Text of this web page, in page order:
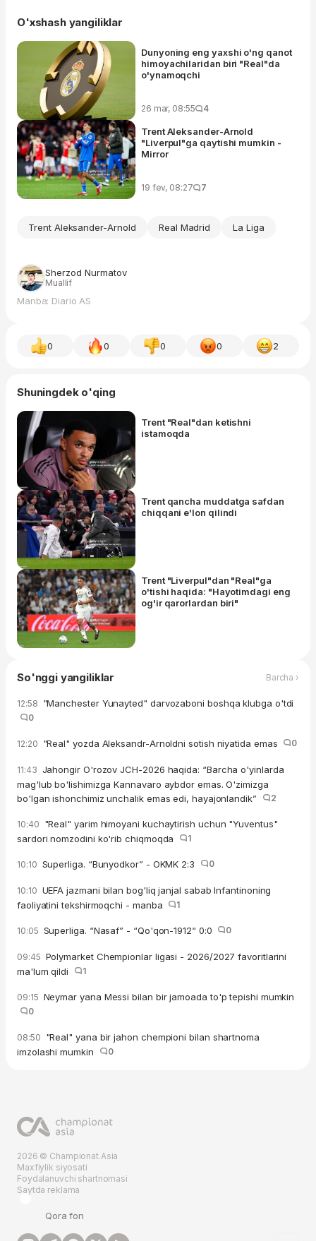
O'xshash yangiliklar
Dunyoning eng yaxshi o'ng qanot
himoyachilaridan biri "Real"da
o'ynamoqchi
26 mar, 08:55 4
Trent Aleksander-Arnold
"Liverpul"ga qaytishi mumkin -
Mirror
19 fev, 08:27 7
Trent Aleksander-Arnold Real Madrid La Liga
Sherzod Nurmatov
Muallif
Manba: Diario AS
0 0 0 0 2
Shuningdek o'qing
Trent "Real"dan ketishni
istamoqda
Trent qancha muddatga safdan
chiqqani e'lon qilindi
Trent "Liverpul"dan "Real"ga
o'tishi haqida: "Hayotimdagi eng
og'ir qarorlardan biri"
So'nggi yangiliklar Barcha ›
12:58 "Manchester Yunayted" darvozaboni boshqa klubga o'tdi
0
12:20 "Real" yozda Aleksandr-Arnoldni sotish niyatida emas 0
11:43 Jahongir O'rozov JCH-2026 haqida: “Barcha o'yinlarda
mag'lub bo'lishimizga Kannavaro aybdor emas. O'zimizga
bo'lgan ishonchimiz unchalik emas edi, hayajonlandik”
2
10:40 "Real" yarim himoyani kuchaytirish uchun "Yuventus"
sardori nomzodini ko'rib chiqmoqda
1
10:10 Superliga. “Bunyodkor” - OKMK 2:3 0
10:10 UEFA jazmani bilan bog'liq janjal sabab Infantinoning
faoliyatini tekshirmoqchi - manba
1
10:05 Superliga. “Nasaf” - “Qo'qon-1912“ 0:0 0
09:45 Polymarket Chempionlar ligasi - 2026/2027 favoritlarini
ma'lum qildi
1
09:15 Neymar yana Messi bilan bir jamoada to'p tepishi mumkin
0
08:50 "Real" yana bir jahon chempioni bilan shartnoma
imzolashi mumkin
0
2026 © Championat.Asia
Maxfiylik siyosati
Foydalanuvchi shartnomasi
Saytda reklama
Qora fon